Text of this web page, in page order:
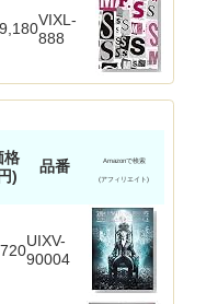
9,180VIXL-
888
格
)
品番 Amazonで検索
(アフィリエイト)
UIXV-
90004